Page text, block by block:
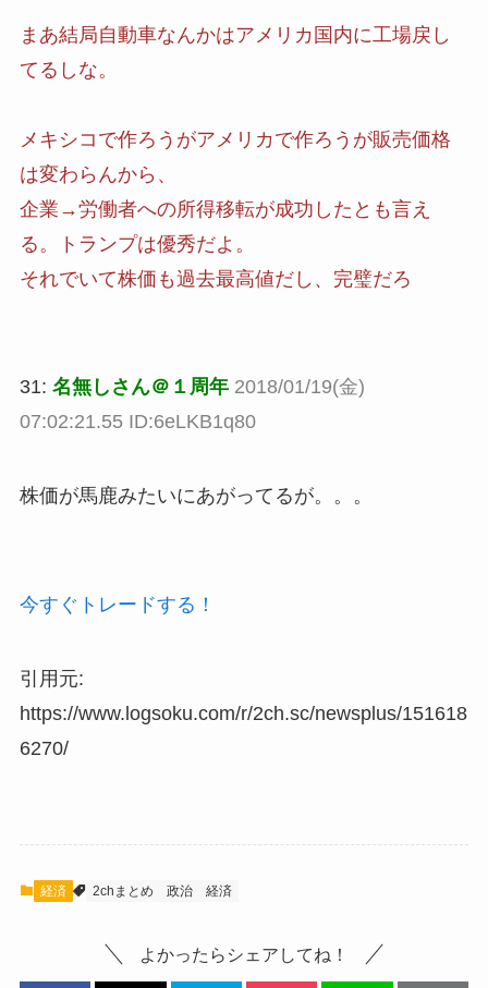
まあ結局自動車なんかはアメリカ国内に工場戻し
てるしな。
メキシコで作ろうがアメリカで作ろうが販売価格
は変わらんから、
企業→労働者への所得移転が成功したとも言え
る。トランプは優秀だよ。
それでいて株価も過去最高値だし、完璧だろ
31: 名無しさん＠１周年 2018/01/19(金)
07:02:21.55 ID:6eLKB1q80
株価が馬鹿みたいにあがってるが。。。
今すぐトレードする！
引用元:
https://www.logsoku.com/r/2ch.sc/newsplus/151618
6270/
経済 2chまとめ 政治 経済
よかったらシェアしてね！